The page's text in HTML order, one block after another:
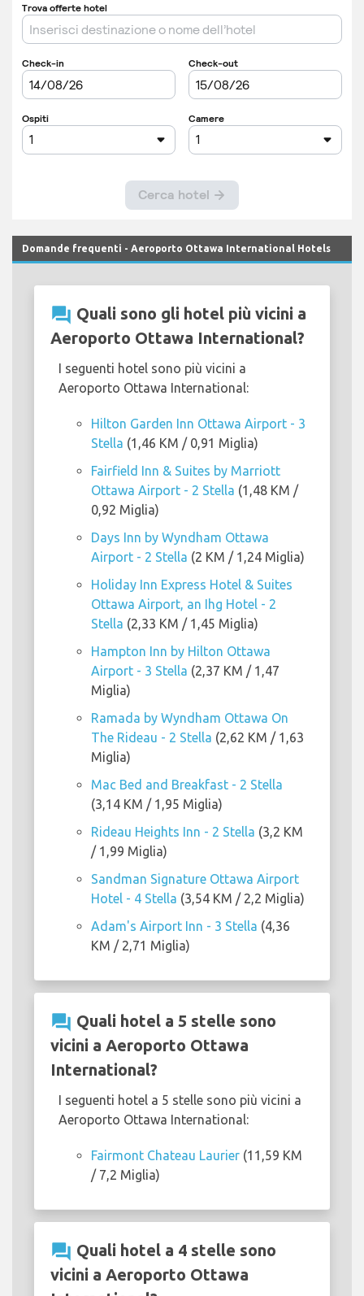
Domande frequenti - Aeroporto Ottawa International Hotels
question_answer Quali sono gli hotel più vicini a
Aeroporto Ottawa International?
I seguenti hotel sono più vicini a
Aeroporto Ottawa International:
Hilton Garden Inn Ottawa Airport - 3
Stella (1,46 KM / 0,91 Miglia)
Fairfield Inn & Suites by Marriott
Ottawa Airport - 2 Stella (1,48 KM /
0,92 Miglia)
Days Inn by Wyndham Ottawa
Airport - 2 Stella (2 KM / 1,24 Miglia)
Holiday Inn Express Hotel & Suites
Ottawa Airport, an Ihg Hotel - 2
Stella (2,33 KM / 1,45 Miglia)
Hampton Inn by Hilton Ottawa
Airport - 3 Stella (2,37 KM / 1,47
Miglia)
Ramada by Wyndham Ottawa On
The Rideau - 2 Stella (2,62 KM / 1,63
Miglia)
Mac Bed and Breakfast - 2 Stella
(3,14 KM / 1,95 Miglia)
Rideau Heights Inn - 2 Stella (3,2 KM
/ 1,99 Miglia)
Sandman Signature Ottawa Airport
Hotel - 4 Stella (3,54 KM / 2,2 Miglia)
Adam's Airport Inn - 3 Stella (4,36
KM / 2,71 Miglia)
question_answer Quali hotel a 5 stelle sono
vicini a Aeroporto Ottawa
International?
I seguenti hotel a 5 stelle sono più vicini a
Aeroporto Ottawa International:
Fairmont Chateau Laurier (11,59 KM
/ 7,2 Miglia)
question_answer Quali hotel a 4 stelle sono
vicini a Aeroporto Ottawa